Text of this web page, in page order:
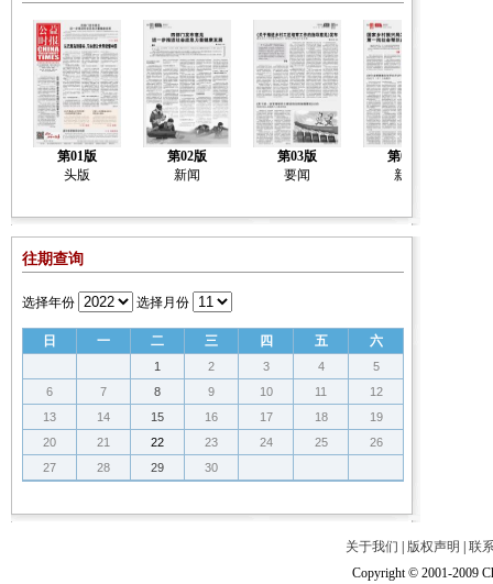
第01版
头版
第02版
新闻
第03版
要闻
第04版
新闻
往期查询
选择年份 选择月份
日 一 二 三 四 五 六
1 2 3 4
5
6
7 8 9 10 11
12
13
14 15 16 17 18
19
20
21 22 23 24 25
26
27
28 29 30
关于我们 版权声明
联
Copyright © 2001-2009